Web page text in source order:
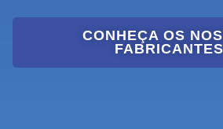
CONHEÇA OS
FABRICANTES